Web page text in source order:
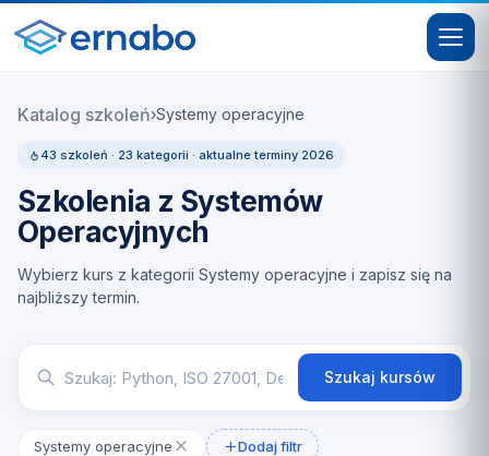
Katalog szkoleń›Systemy operacyjne
43 szkoleń · 23 kategorii · aktualne terminy 2026
Szkolenia z Systemów
Operacyjnych
Wybierz kurs z kategorii Systemy operacyjne i zapisz się na
najbliższy termin.
Szukaj kursów
Systemy operacyjne Dodaj filtr